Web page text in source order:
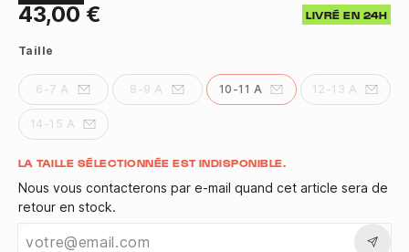
43,00 € LIVRÉ EN 24H
Taille
6-7 A 8-9 A 10-11 A 12-13 A
14-15 A
Quantité
LA TAILLE SÉLECTIONNÉE EST INDISPONIBLE.
Nous vous contacterons par e-mail quand cet article sera de
retour en stock.